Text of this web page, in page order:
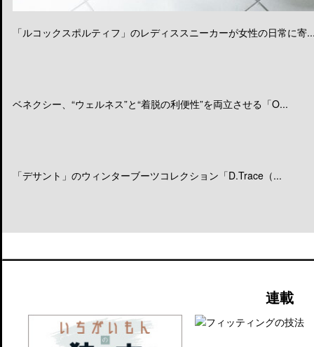
「ルコックスポルティフ」のレディススニーカーが女性の日常に寄
ベネクシー、“ウェルネス”と“着脱の利便性”を両立させる「O...
「デサント」のウィンターブーツコレクション「D.Trace（...
連載